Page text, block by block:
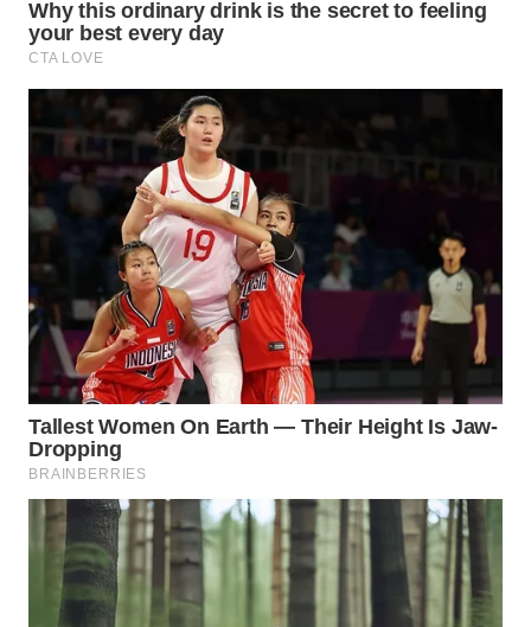
WAHANA
NEWS
WAHANA
TANI
WAHANA
ADVOKAT
WAHANA
INFRASTRUKTUR
WAHANA
KONSUMEN
WAHANA
LISTRIK
WAHANA
TRAVEL